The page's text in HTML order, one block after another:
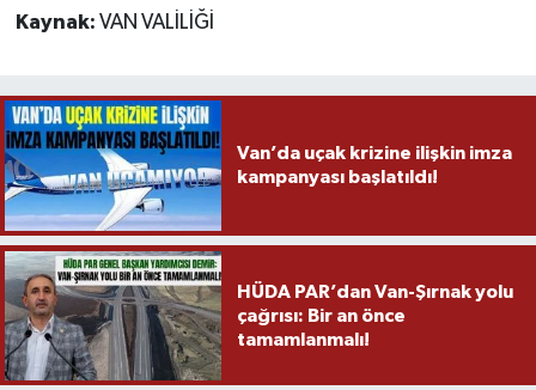
Kaynak: VAN VALİLİĞİ
Van’da uçak krizine ilişkin imza
kampanyası başlatıldı!
HÜDA PAR’dan Van-Şırnak yolu
çağrısı: Bir an önce
tamamlanmalı!